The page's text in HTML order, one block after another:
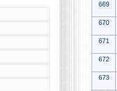
669
670
671
672
673